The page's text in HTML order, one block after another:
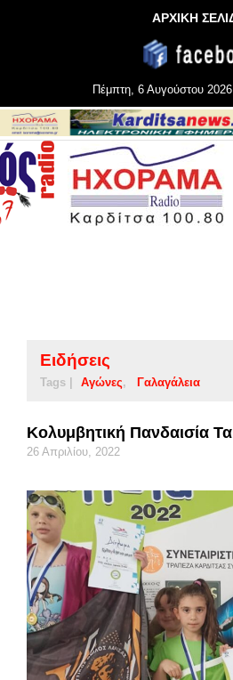
ΑΡΧΙΚΗ
Πέμπτη, 6 Αυγούστου 2026
Ειδήσεις
Tags | Αγώνες Γαλαγάλεια
Kολυμβητική Πανδαισία
26 Απριλίου, 2022